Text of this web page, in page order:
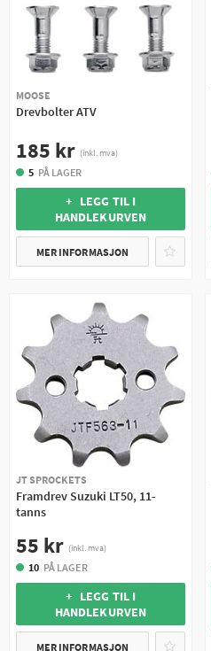
MOOSE
Drevbolter ATV
185 kr (inkl. mva)
5 PÅ LAGER
+ LEGG TIL I
HANDLEKURVEN
MER INFORMASJON
JT SPROCKETS
Framdrev Suzuki LT50, 11-
tanns
55 kr (inkl. mva)
10 PÅ LAGER
+ LEGG TIL I
HANDLEKURVEN
MER INFORMASJON